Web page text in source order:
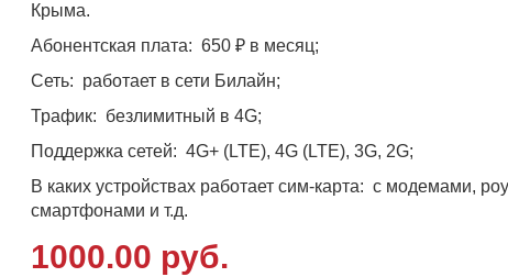
Крыма.
Абонентская плата: 650 ₽ в месяц;
Сеть: работает в сети Билайн;
Трафик: безлимитный в 4G;
Поддержка сетей: 4G+ (LTE), 4G (LTE), 3G, 2G;
В каких устройствах работает сим-карта: с модемами,
смартфонами и т.д.
1000.00 руб.